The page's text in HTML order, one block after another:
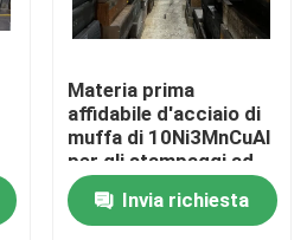
Materia prima
affidabile d'acciaio di
muffa di 10Ni3MnCuAl
per gli stampaggi ad
iniezione
Invia richiesta